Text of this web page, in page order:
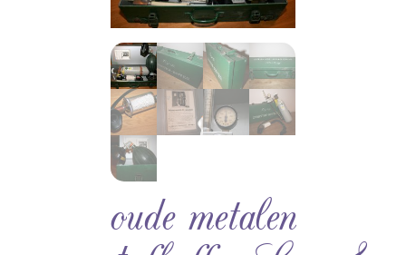
oude metalen